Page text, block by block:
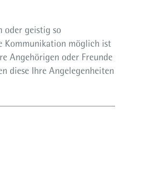
oder geistig so
Kommunikation möglich ist
Angehörigen oder Freunde
diese Ihre Angelegenheiten